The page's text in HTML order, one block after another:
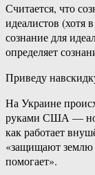
Считается, что
идеалистов (хотя
сознание для
определяет
Приведу
На Украине
руками США — но
как работает
«защищают землю
помогает».